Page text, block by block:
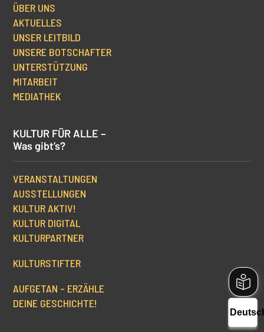
ÜBER UNS
AKTUELLES
UNSER LEITBILD
UNSERE BOTSCHAFTER
UNTERSTÜTZUNG
MITARBEIT
MEDIATHEK
KULTUR FÜR ALLE –
Was gibt’s?
VERANSTALTUNGEN
AUSSTELLUNGEN
KULTUR AKTIV!
KULTUR DIGITAL
KULTURPARTNER
KULTURSTIFTER
AUFGETAN – ERZÄHLE
DEINE GESCHICHTE!